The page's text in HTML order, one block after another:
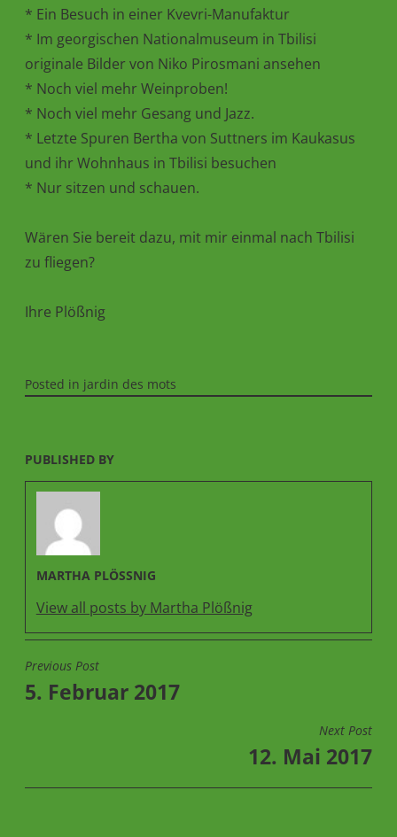
* Ein Besuch in einer Kvevri-Manufaktur
* Im georgischen Nationalmuseum in Tbilisi
originale Bilder von Niko Pirosmani ansehen
* Noch viel mehr Weinproben!
* Noch viel mehr Gesang und Jazz.
* Letzte Spuren Bertha von Suttners im Kaukasus
und ihr Wohnhaus in Tbilisi besuchen
* Nur sitzen und schauen.
Wären Sie bereit dazu, mit mir einmal nach Tbilisi
zu fliegen?
Ihre Plößnig
Posted in jardin des mots
PUBLISHED BY
MARTHA PLÖSSNIG
View all posts by Martha Plößnig
BEITRAGSNAVIGATION
Previous Post
5. Februar 2017
Next Post
12. Mai 2017